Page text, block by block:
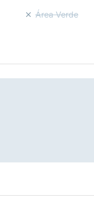
Área Verde